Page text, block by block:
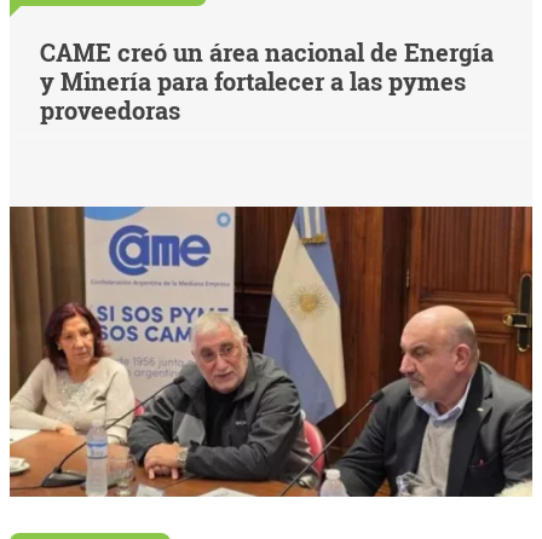
CAME creó un área nacional de Energía
y Minería para fortalecer a las pymes
proveedoras